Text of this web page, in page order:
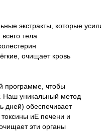
экстракты, которые
тела
очищает кровь
программе, чтобы
Наш уникальный метод
дней) обеспечивает
иЕ печени и
эти органы